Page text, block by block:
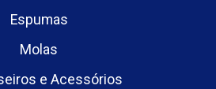
Espumas
Molas
e Acessórios